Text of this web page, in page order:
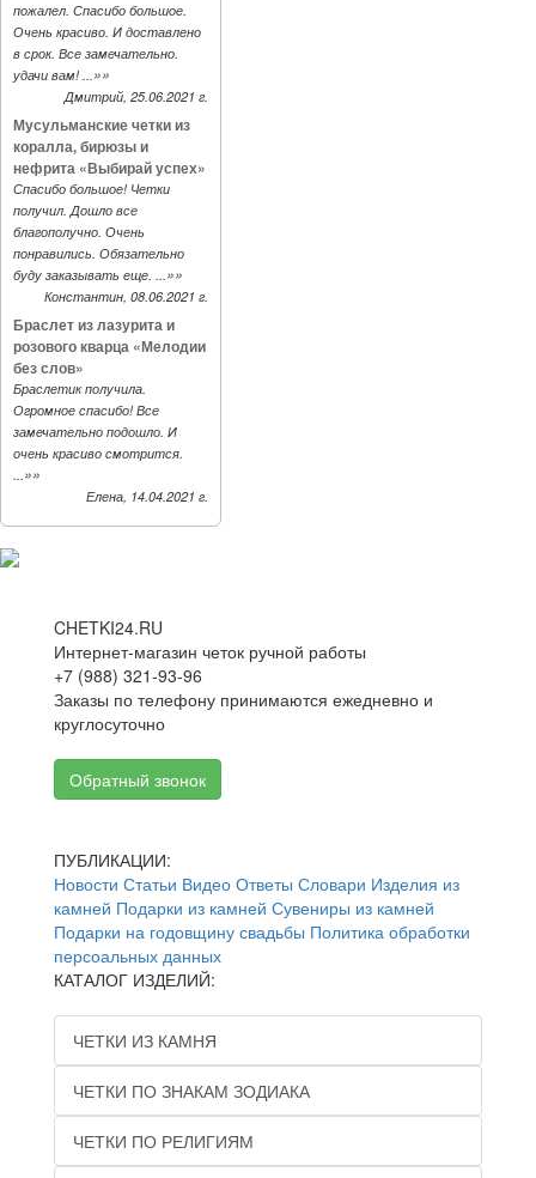
пожалел. Спасибо большое.
Очень красиво. И доставлено
в срок. Все замечательно.
удачи вам! ...»»
Дмитрий, 25.06.2021 г.
Мусульманские четки из
коралла, бирюзы и
нефрита «Выбирай успех»
Спасибо большое! Четки
получил. Дошло все
благополучно. Очень
понравились. Обязательно
буду заказывать еще. ...»»
Константин, 08.06.2021 г.
Браслет из лазурита и
розового кварца «Мелодии
без слов»
Браслетик получила.
Огромное спасибо! Все
замечательно подошло. И
очень красиво смотрится.
...»»
Елена, 14.04.2021 г.
CHETKI24.RU
Интернет-магазин четок ручной работы
+7 (988) 321-93-96
Заказы по телефону принимаются ежедневно и
круглосуточно
Обратный звонок
ПУБЛИКАЦИИ:
Новости Статьи Видео Ответы Словари Изделия из
камней Подарки из камней Сувениры из камней
Подарки на годовщину свадьбы Политика обработки
персоальных данных
КАТАЛОГ ИЗДЕЛИЙ:
ЧЕТКИ ИЗ КАМНЯ
ЧЕТКИ ПО ЗНАКАМ ЗОДИАКА
ЧЕТКИ ПО РЕЛИГИЯМ